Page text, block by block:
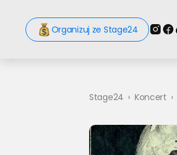
Organizuj ze Stage24
Stage24 › Koncert ›